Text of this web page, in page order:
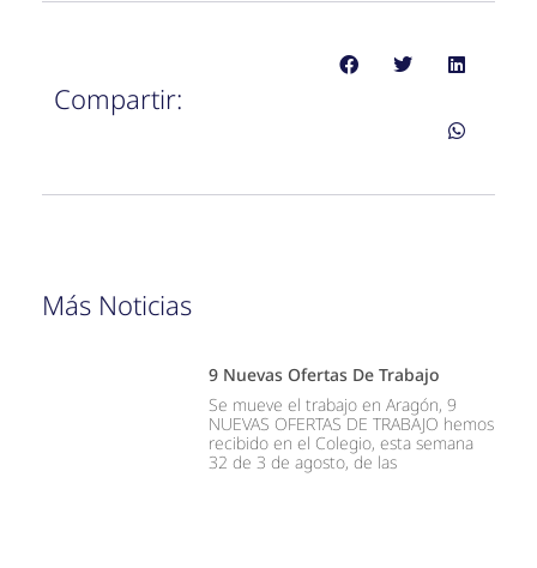
Compartir:
Más Noticias
9 Nuevas Ofertas De Trabajo
Se mueve el trabajo en Aragón, 9
NUEVAS OFERTAS DE TRABAJO hemos
recibido en el Colegio, esta semana
32 de 3 de agosto, de las